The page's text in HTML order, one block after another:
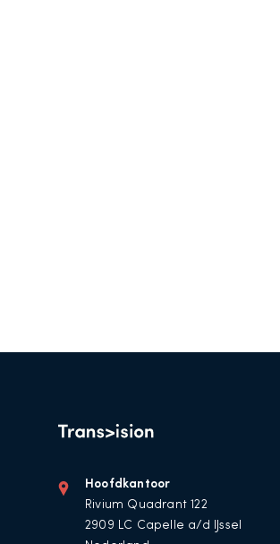
Hoofdkantoor
Rivium Quadrant 122
2909 LC Capelle a/d IJssel